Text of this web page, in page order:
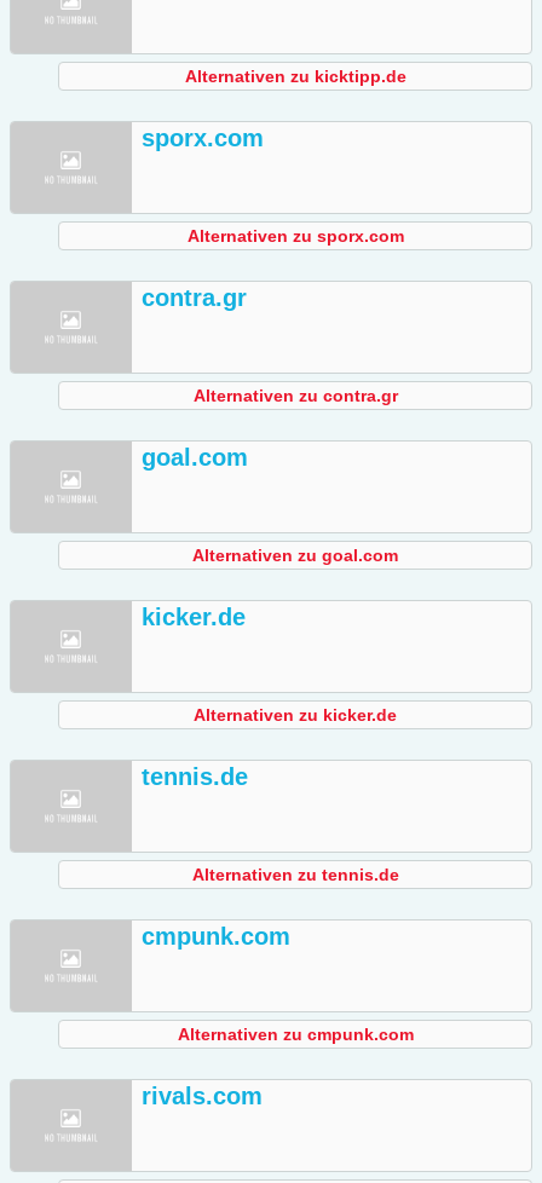
Alternativen zu kicktipp.de
sporx.com
Alternativen zu sporx.com
contra.gr
Alternativen zu contra.gr
goal.com
Alternativen zu goal.com
kicker.de
Alternativen zu kicker.de
tennis.de
Alternativen zu tennis.de
cmpunk.com
Alternativen zu cmpunk.com
rivals.com